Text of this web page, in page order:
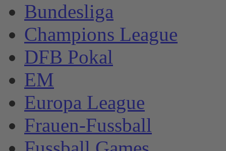
Bundesliga
Champions League
DFB Pokal
EM
Europa League
Frauen-Fussball